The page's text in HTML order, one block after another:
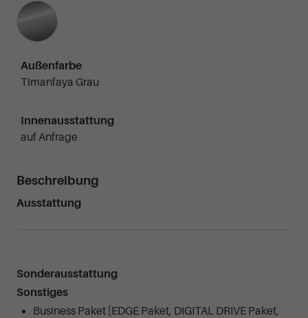
Außenfarbe
Timanfaya Grau
Innenausstattung
auf Anfrage
Beschreibung
Ausstattung
Sonderausstattung
Sonstiges
Business Paket [EDGE Paket, DIGITAL DRIVE Paket,